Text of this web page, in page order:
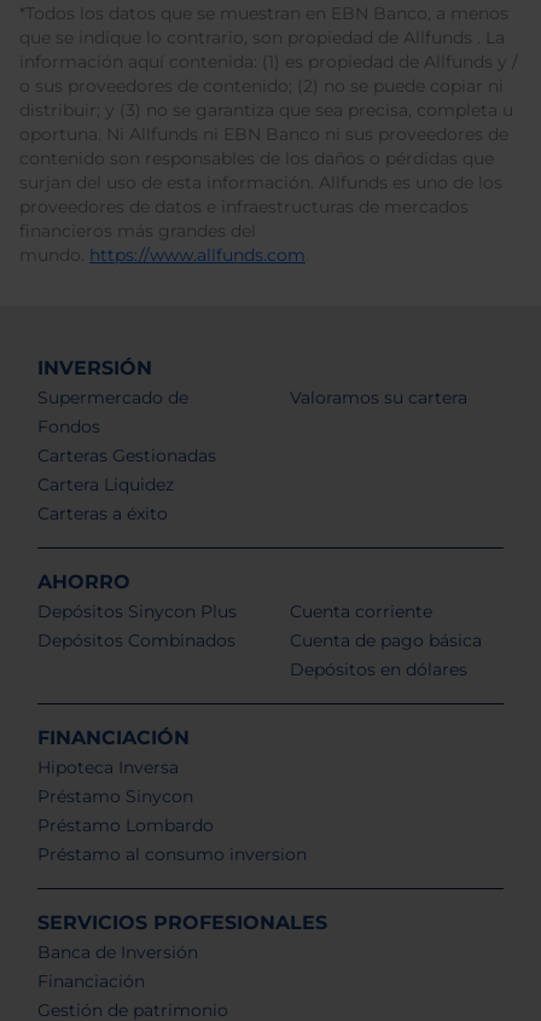
*Todos los datos que se muestran en EBN Banco, a menos
que se indique lo contrario, son propiedad de Allfunds . La
información aquí contenida: (1) es propiedad de Allfunds y /
o sus proveedores de contenido; (2) no se puede copiar ni
distribuir; y (3) no se garantiza que sea precisa, completa u
oportuna. Ni Allfunds ni EBN Banco ni sus proveedores de
contenido son responsables de los daños o pérdidas que
surjan del uso de esta información. Allfunds es uno de los
proveedores de datos e infraestructuras de mercados
financieros más grandes del
mundo. https://www.allfunds.com.
INVERSIÓN
Supermercado de
Fondos
Carteras Gestionadas
Cartera Liquidez
Carteras a éxito
Valoramos su cartera
AHORRO
Depósitos Sinycon Plus
Depósitos Combinados
Cuenta corriente
Cuenta de pago básica
Depósitos en dólares
FINANCIACIÓN
Hipoteca Inversa
Préstamo Sinycon
Préstamo Lombardo
Préstamo al consumo inversion
SERVICIOS PROFESIONALES
Banca de Inversión
Financiación
Gestión de patrimonio